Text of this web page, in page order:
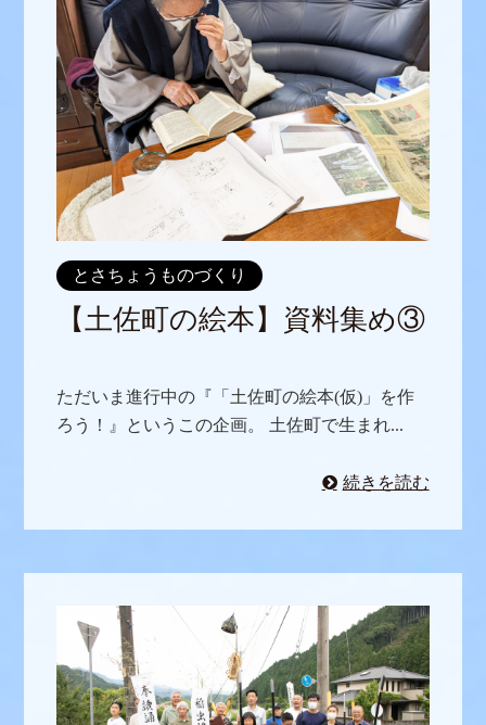
とさちょうものづくり
【土佐町の絵本】資料集め③
ただいま進行中の『「土佐町の絵本(仮)」を作
ろう！』というこの企画。 土佐町で生まれ...
続きを読む